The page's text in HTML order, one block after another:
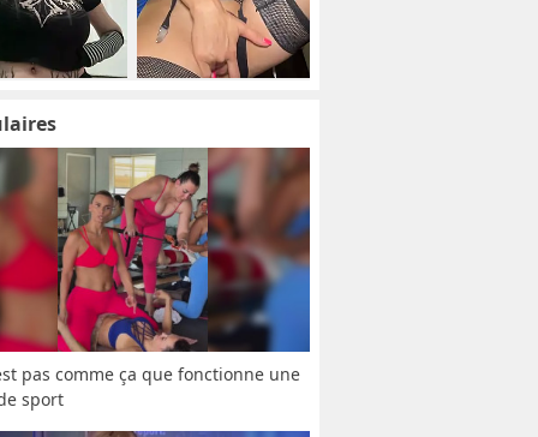
pas comme ça que fonctionne une
sport